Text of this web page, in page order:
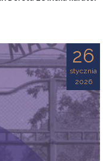
26
stycznia
2026